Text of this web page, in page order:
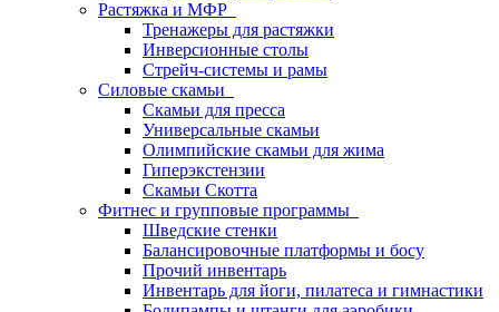
Растяжка и МФР
Тренажеры для растяжки
Инверсионные столы
Стрейч-системы и рамы
Силовые скамьи
Скамьи для пресса
Универсальные скамьи
Олимпийские скамьи для жима
Гиперэкстензии
Скамьи Скотта
Фитнес и групповые программы
Шведские стенки
Балансировочные платформы и босу
Прочий инвентарь
Инвентарь для йоги, пилатеса и гимнастики